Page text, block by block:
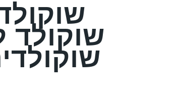
שוקולד